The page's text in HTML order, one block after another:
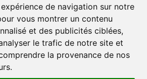
de navigation sur notre
vous montrer un contenu
et des publicités ciblées,
le trafic de notre site et
la provenance de nos
Newsletter